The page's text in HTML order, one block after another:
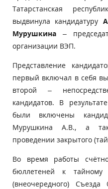
Татарстанская
выдвинула кандидатуру
Мурушкина –
организации ВЭП.
Представление
первый включал в себя
второй –
кандидатов. В
были включены
Мурушкина А.В., а
проведении закрытого
Во время работы
бюллетеней к тайному
(внеочередного) Съезда